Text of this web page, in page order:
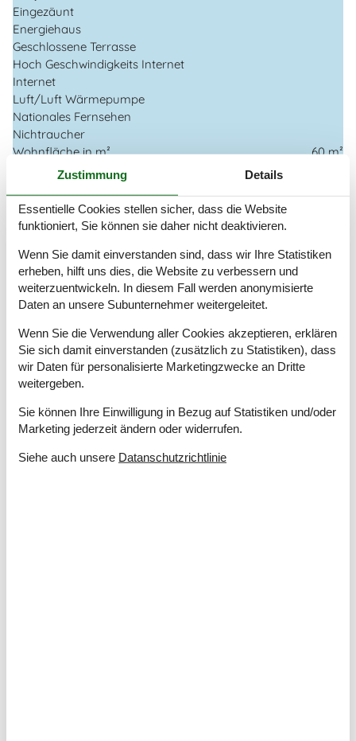
Eingezäunt
Energiehaus
Geschlossene Terrasse
Hoch Geschwindigkeits Internet
Internet
Luft/Luft Wärmepumpe
Nationales Fernsehen
Nichtraucher
Wohnfläche in m²
60 m²
Draußen
Bademöglichkeiten (Sandstrand)
Eingezäuntes Grundstück
Gartenmöbel
Gasgrill
Liegestühle
Terrasse
Drinnen
Internetzugang
TV
Entfernung
Einkauf
Zustimmung Details
Essentielle Cookies stellen sicher, dass die Website
funktioniert, Sie können sie daher nicht deaktivieren.
Wenn Sie damit einverstanden sind, dass wir Ihre Statistiken
erheben, hilft uns dies, die Website zu verbessern und
weiterzuentwickeln. In diesem Fall werden anonymisierte
Daten an unsere Subunternehmer weitergeleitet.
Wenn Sie die Verwendung aller Cookies akzeptieren, erklären
Sie sich damit einverstanden (zusätzlich zu Statistiken), dass
wir Daten für personalisierte Marketingzwecke an Dritte
weitergeben.
Sie können Ihre Einwilligung in Bezug auf Statistiken und/oder
Marketing jederzeit ändern oder widerrufen.
Siehe auch unsere Datanschutzrichtlinie